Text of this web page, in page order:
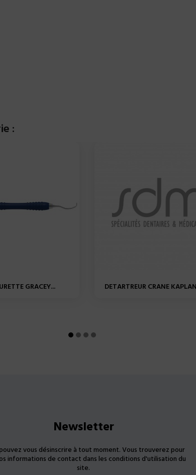
:
GRACEY... DETARTREUR CRANE
Newsletter
vous désinscrire à tout moment. Vous trouverez pour
informations de contact dans les conditions d'utilisation du
site.